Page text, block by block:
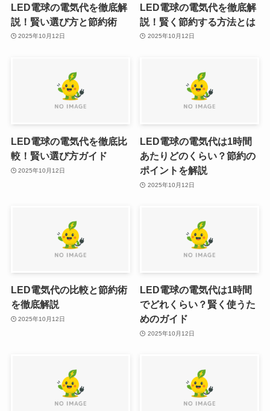
LED電球の電気代を徹底解
説！賢い選び方と節約術
2025年10月12日
LED電球の電気代を徹底解
説！賢く節約する方法とは
2025年10月12日
LED電球の電気代を徹底比
較！賢い選び方ガイド
2025年10月12日
LED電球の電気代は1時間
あたりどのくらい？節約の
ポイントを解説
2025年10月12日
LED電気代の比較と節約術
を徹底解説
2025年10月12日
LED電球の電気代は1時間
でどれくらい？賢く使うた
めのガイド
2025年10月12日